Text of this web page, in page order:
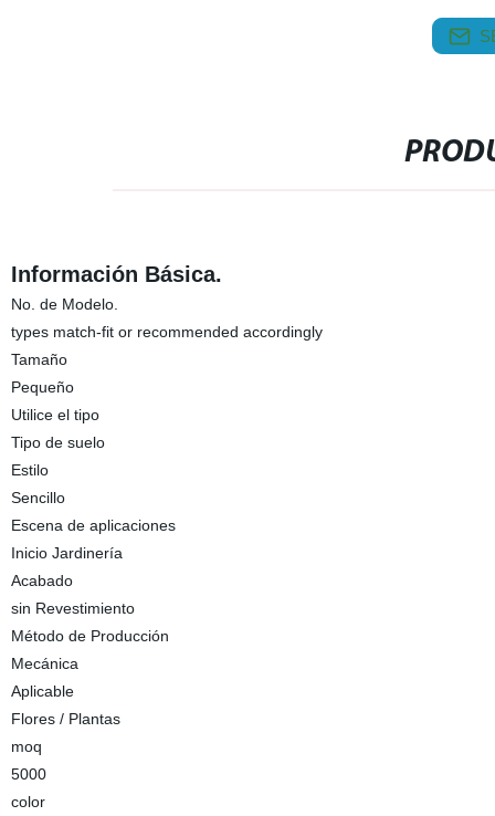
Información Básica.
No. de Modelo.
types match-fit or recommended accordingly
Tamaño
Pequeño
Utilice el tipo
Tipo de suelo
Estilo
Sencillo
Escena de aplicaciones
Inicio Jardinería
Acabado
sin Revestimiento
Método de Producción
Mecánica
Aplicable
Flores / Plantas
moq
5000
color